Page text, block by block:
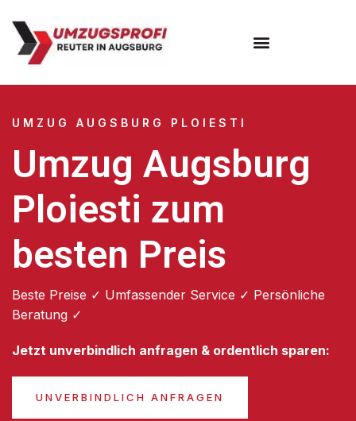
UMZUG AUGSBURG PLOIESTI
Umzug Augsburg
Ploiesti zum
besten Preis
Beste Preise ✓ Umfassender Service ✓ Persönliche
Beratung ✓
Jetzt unverbindlich anfragen & ordentlich sparen:
UNVERBINDLICH ANFRAGEN